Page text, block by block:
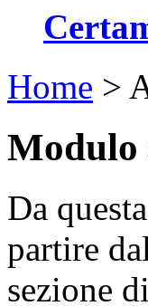
Home >
Modulo
Da
partire
sezione